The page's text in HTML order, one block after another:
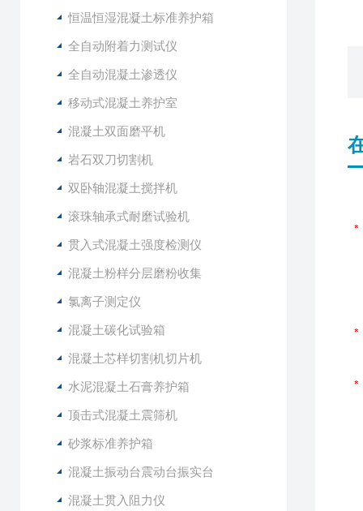
恒温恒湿混凝土标准养护箱
全自动附着力测试仪
全自动混凝土渗透仪
移动式混凝土养护室
混凝土双面磨平机
岩石双刀切割机
双卧轴混凝土搅拌机
滚珠轴承式耐磨试验机
贯入式混凝土强度检测仪
混凝土粉样分层磨粉收集
氯离子测定仪
混凝土碳化试验箱
混凝土芯样切割机切片机
水泥混凝土石膏养护箱
顶击式混凝土震筛机
砂浆标准养护箱
混凝土振动台震动台振实台
混凝土贯入阻力仪